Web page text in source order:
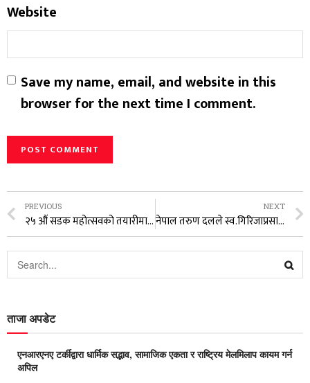
Website
Save my name, email, and website in this
browser for the next time I comment.
PREVIOUS
२५ औं सडक महोत्सवको तयारीमा जुट्यो
NEXT
नेपाल तरुण दलले स्व.गिरिजाप्रसाद कोइरालाको १००औँ जन्मजयन्ती मनायो
ताजा अपडेट
एनआरएनए टर्कीद्वारा धार्मिक सद्भाव, सामाजिक एकता र राष्ट्रिय मेलमिलाप कायम गर्न
अपिल